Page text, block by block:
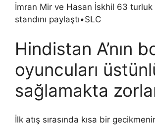
İmran Mir ve Hasan İskhil 63 turluk
standını paylaştı•SLC
Hindistan A’nın
oyuncuları
sağlamakta
İlk atış sırasında kısa bir